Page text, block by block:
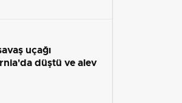
uçağı
düştü ve alev